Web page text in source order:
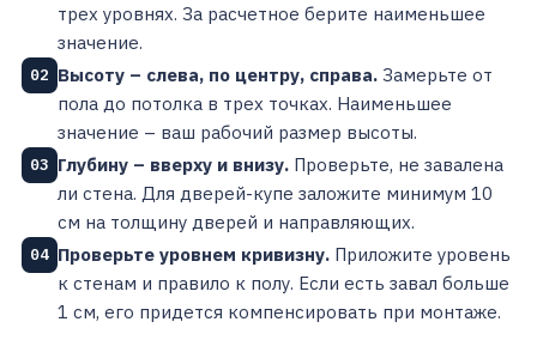
трех уровнях. За расчетное берите наименьшее
значение.
02 Высоту – слева, по центру, справа. Замерьте от
пола до потолка в трех точках. Наименьшее
значение – ваш рабочий размер высоты.
03 Глубину – вверху и внизу. Проверьте, не завалена
ли стена. Для дверей-купе заложите минимум 10
см на толщину дверей и направляющих.
04 Проверьте уровнем кривизну. Приложите уровень
к стенам и правило к полу. Если есть завал больше
1 см, его придется компенсировать при монтаже.